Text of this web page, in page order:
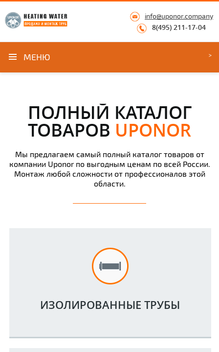
info@uponor.company
8(495) 211-17-04
МЕНЮ
ПОЛНЫЙ КАТАЛОГ
ТОВАРОВ UPONOR
Мы предлагаем самый полный каталог товаров от
компании Uponor по выгодным ценам по всей России.
Монтаж любой сложности от профессионалов этой
области.
ИЗОЛИРОВАННЫЕ ТРУБЫ